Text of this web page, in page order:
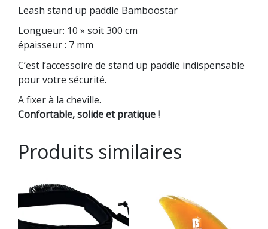
Leash stand up paddle Bamboostar
Longueur: 10 » soit 300 cm
épaisseur : 7 mm
C’est l’accessoire de stand up paddle indispensable
pour votre sécurité.
A fixer à la cheville.
Confortable, solide et pratique !
Produits similaires